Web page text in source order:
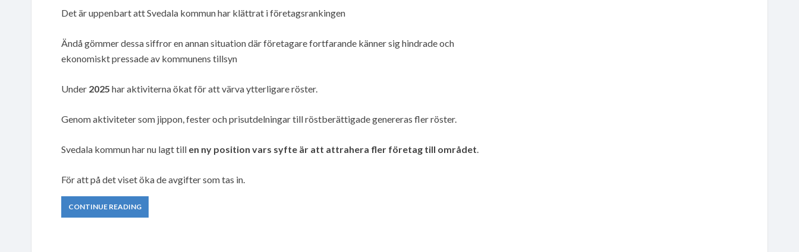
Det är uppenbart att Svedala kommun har klättrat i företagsrankingen
Ändå gömmer dessa siffror en annan situation där företagare fortfarande känner sig hindrade och
ekonomiskt pressade av kommunens tillsyn
Under 2025 har aktiviterna ökat för att värva ytterligare röster.
Genom aktiviteter som jippon, fester och prisutdelningar till röstberättigade genereras fler röster.
Svedala kommun har nu lagt till en ny position vars syfte är att attrahera fler företag till området.
För att på det viset öka de avgifter som tas in.
CONTINUE READING